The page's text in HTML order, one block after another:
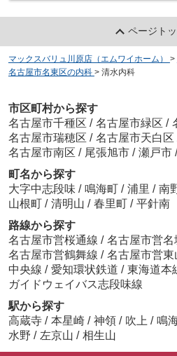
ページト
マックスバリュ川原店（エムワイホーム） >
名古屋市名東区の内科 > 清水内科
市区町村から探す
名古屋市千種区 / 名古屋市緑区 /
名古屋市瑞穂区 / 名古屋市天白区
名古屋市南区 / 尾張旭市 / 瀬戸市 /
町名から探す
大字中志段味 / 鳴海町 / 浦里 / 南
山根町 / 清明山 / 春里町 / 平針南
路線から探す
名古屋市営桜通線 / 名古屋市営名
名古屋市営鶴舞線 / 名古屋市営東
中央線 / 愛知環状鉄道 / 東海道本
ガイドウェイバス志段味線
駅から探す
高蔵寺 / 本星崎 / 神領 / 吹上 / 鳴
水野 / 左京山 / 相生山